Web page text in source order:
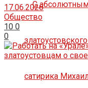
17.06.2026
Общество
10 0
0